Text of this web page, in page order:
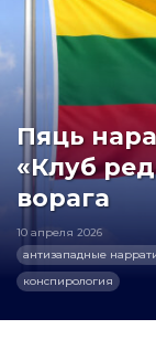
Пяць
«Клуб
ворага
10 апреля 2026
антизападные
конспирология